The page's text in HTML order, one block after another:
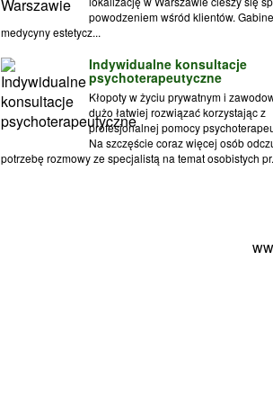
powodzeniem wśród klientów.
medycyny estetycz...
Indywidualne konsultacje
psychoterapeutyczne
Kłopoty w życiu prywatnym i
dużo łatwiej rozwiązać korzystając z
profesjonalnej pomocy
Na szczęście coraz więcej osób
potrzebę rozmowy ze specjalistą na temat osobistych